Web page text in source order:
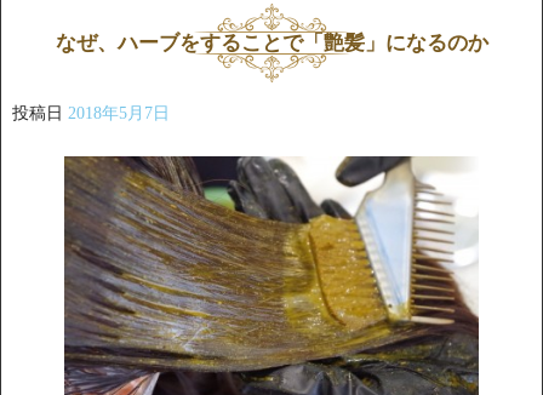
なぜ、ハーブをすることで「艶髪」になるのか
投稿日 2018年5月7日